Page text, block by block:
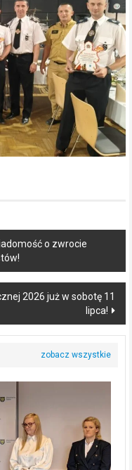
o zwrocie
2026 już w sobotę 11
lipca!